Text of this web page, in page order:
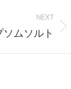
NEXT
ソムソルト